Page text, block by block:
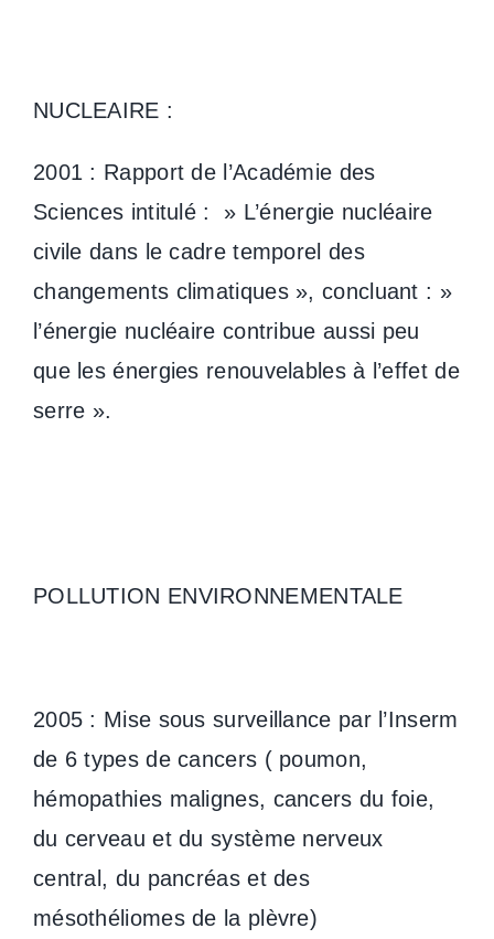
NUCLEAIRE :
2001 : Rapport de l’Académie des
Sciences intitulé : » L’énergie nucléaire
civile dans le cadre temporel des
changements climatiques », concluant : »
l’énergie nucléaire contribue aussi peu
que les énergies renouvelables à l’effet de
serre ».
POLLUTION ENVIRONNEMENTALE
2005 : Mise sous surveillance par l’Inserm
de 6 types de cancers ( poumon,
hémopathies malignes, cancers du foie,
du cerveau et du système nerveux
central, du pancréas et des
mésothéliomes de la plèvre)